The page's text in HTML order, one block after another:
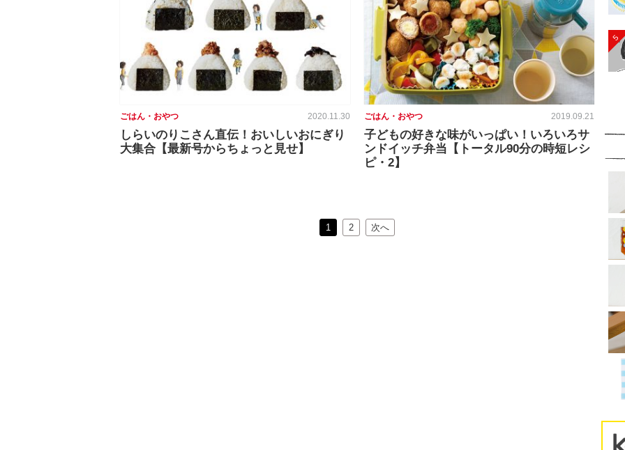
ごはん・おやつ 2020.11.30
しらいのりこさん直伝！おいしいおにぎり
大集合【最新号からちょっと見せ】
ごはん・おやつ 2019.09.21
子どもの好きな味がいっぱい！いろいろサ
ンドイッチ弁当【トータル90分の時短レシ
ピ・2】
1 2 次へ
5